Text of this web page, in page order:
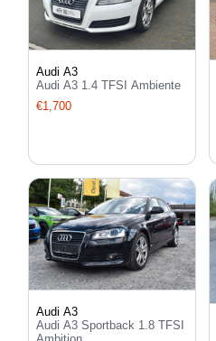
Audi A3
Audi A3 1.4 TFSI Ambiente
€1,700
Audi A3
Audi A3 Sportback 1.8 TFSI